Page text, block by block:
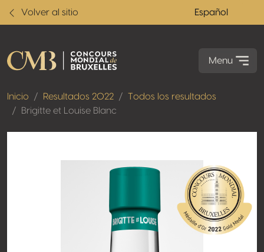
Volver al sitio Español
Menu
Inicio Resultados 2022
Todos los resultados
Brigitte et Louise Blanc